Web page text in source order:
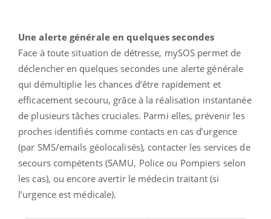
Une alerte générale en quelques secondes
Face à toute situation de détresse, mySOS permet de
déclencher en quelques secondes une alerte générale
qui démultiplie les chances d’être rapidement et
efficacement secouru, grâce à la réalisation instantanée
de plusieurs tâches cruciales. Parmi elles, prévenir les
proches identifiés comme contacts en cas d’urgence
(par SMS/emails géolocalisés), contacter les services de
secours compétents (SAMU, Police ou Pompiers selon
les cas), ou encore avertir le médecin traitant (si
l’urgence est médicale).